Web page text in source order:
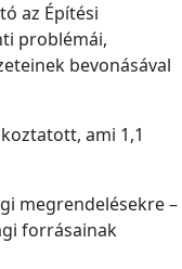
az Építési
problémái,
bevonásával
ami 1,1
megrendelésekre –
forrásainak